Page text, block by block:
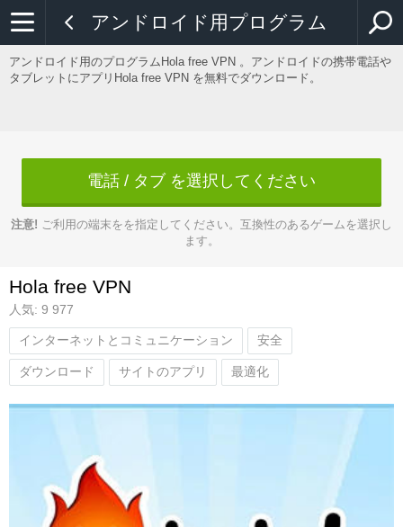
アンドロイド用プログラム
アンドロイド用のプログラムHola free VPN 。アンドロイドの携帯電話や
タブレットにアプリHola free VPN を無料でダウンロード。
電話 / タブ を選択してください
注意! ご利用の端末をを指定してください。互換性のあるゲームを選択し
ます。
Hola free VPN
人気: 9 977
インターネットとコミュニケーション 安全
ダウンロード サイトのアプリ 最適化